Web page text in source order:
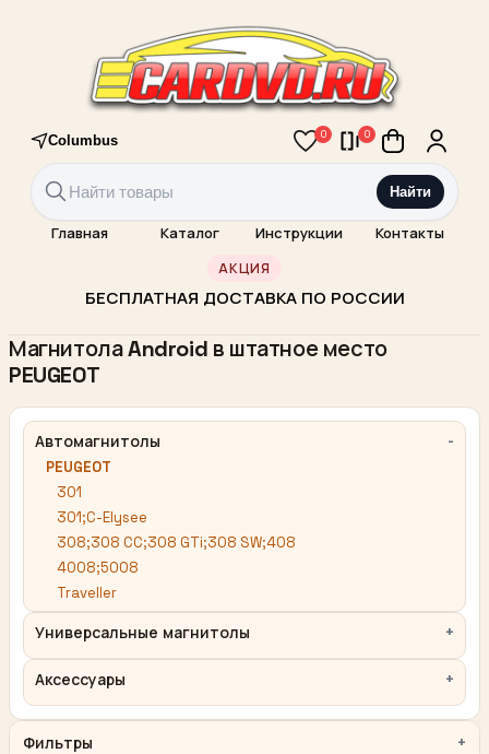
Columbus 0 0
Найти
Главная Каталог Инструкции Контакты
АКЦИЯ
БЕСПЛАТНАЯ ДОСТАВКА ПО РОССИИ
Магнитола Android в штатное место
PEUGEOT
Автомагнитолы
PEUGEOT
301
301;C-Elysee
308;308 CC;308 GTi;308 SW;408
4008;5008
Traveller
Универсальные магнитолы
Аксессуары
Фильтры